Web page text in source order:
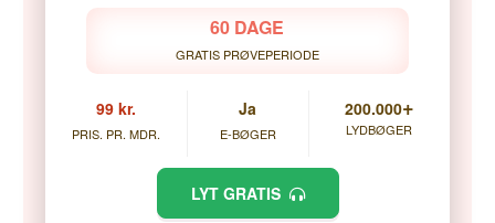
60 DAGE
GRATIS PRØVEPERIODE
99 kr.
PRIS. PR. MDR.
Ja
E-BØGER
200.000+
LYDBØGER
LYT GRATIS